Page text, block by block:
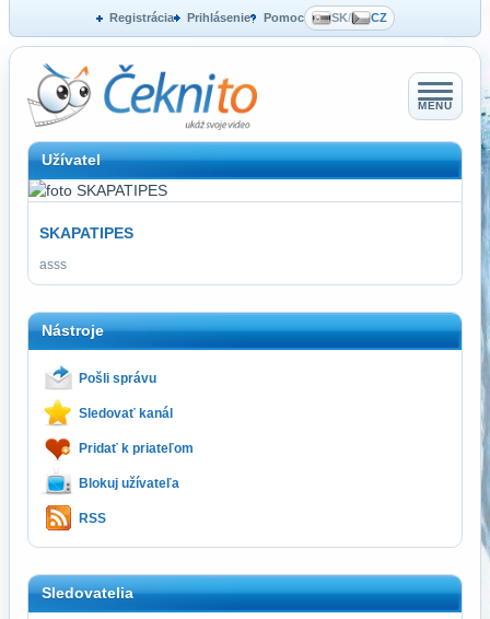
Registrácia Prihlásenie Pomoc SK/ CZ
MENU
Užívatel
SKAPATIPES
asss
Nástroje
Pošli správu
Sledovať kanál
Pridať k priateľom
Blokuj užívateľa
RSS
Sledovatelia